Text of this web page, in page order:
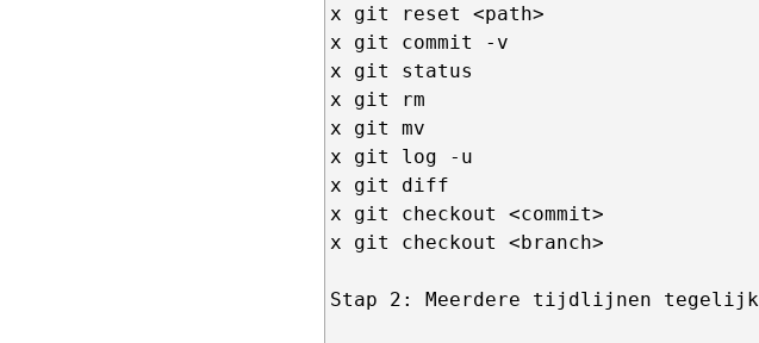
x git reset <path>
x git commit -v
x git status
x git rm
x git mv
x git log -u
x git diff
x git checkout <commit>
x git checkout <branch>
Stap 2: Meerdere tijdlijnen tegelijk